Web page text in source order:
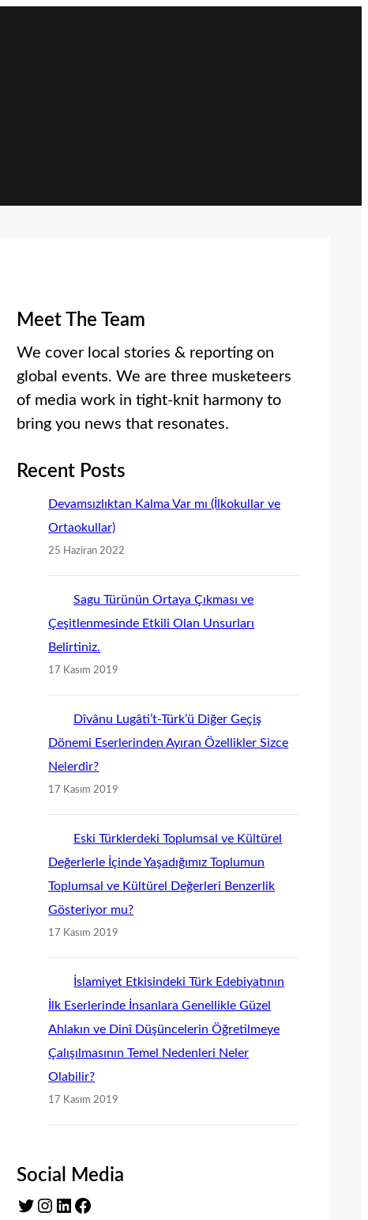
Meet The Team
We cover local stories & reporting on
global events. We are three musketeers
of media work in tight-knit harmony to
bring you news that resonates.
Recent Posts
Devamsızlıktan Kalma Var mı (İlkokullar ve
Ortaokullar)
25 Haziran 2022
Sagu Türünün Ortaya Çıkması ve
Çeşitlenmesinde Etkili Olan Unsurları
Belirtiniz.
17 Kasım 2019
Dîvânu Lugâti’t-Türk’ü Diğer Geçiş
Dönemi Eserlerinden Ayıran Özellikler Sizce
Nelerdir?
17 Kasım 2019
Eski Türklerdeki Toplumsal ve Kültürel
Değerlerle İçinde Yaşadığımız Toplumun
Toplumsal ve Kültürel Değerleri Benzerlik
Gösteriyor mu?
17 Kasım 2019
İslamiyet Etkisindeki Türk Edebiyatının
İlk Eserlerinde İnsanlara Genellikle Güzel
Ahlakın ve Dinî Düşüncelerin Öğretilmeye
Çalışılmasının Temel Nedenleri Neler
Olabilir?
17 Kasım 2019
Social Media
Twitter
Instagram LinkedIn Facebook